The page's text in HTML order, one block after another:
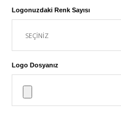
Logonuzdaki Renk Sayısı
Logo Dosyanız